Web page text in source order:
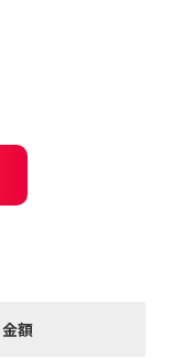
金額